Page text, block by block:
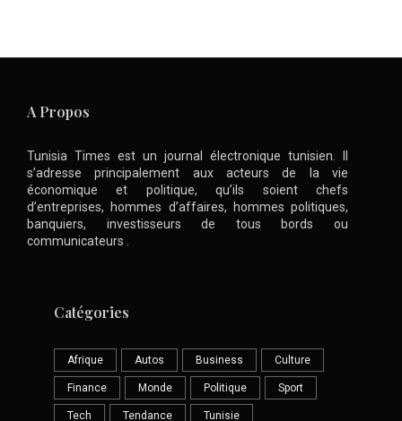
A Propos
Tunisia Times est un journal électronique tunisien. Il
s’adresse principalement aux acteurs de la vie
économique et politique, qu’ils soient chefs
d’entreprises, hommes d’affaires, hommes politiques,
banquiers, investisseurs de tous bords ou
communicateurs .
Catégories
Afrique Autos Business Culture
Finance Monde Politique Sport
Tech Tendance Tunisie